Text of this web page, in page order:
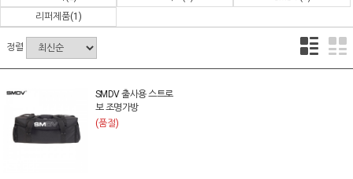
리퍼제품(1)
정렬
SMDV 출사용 스트로
보 조명가방
(품절)